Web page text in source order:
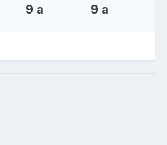
9 a 9 a